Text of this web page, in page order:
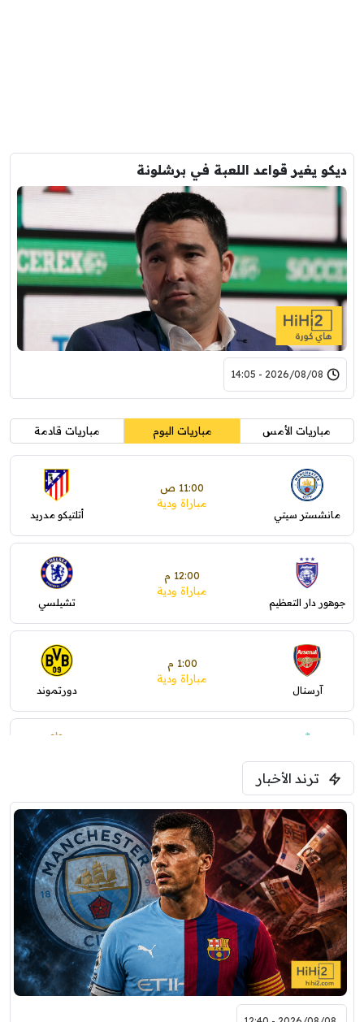
ديكو يغير قواعد اللعبة في برشلونة
2026/08/08 - 14:05
مباريات الأمس مباريات اليوم مباريات قادمة
مانشستر سيتي
11:00 ص
مباراة ودية
أتلتيكو مدريد
جوهور دار التعظيم
12:00 م
مباراة ودية
تشيلسي
آرسنال
1:00 م
مباراة ودية
دورتموند
ليفربول
ترند الأخبار